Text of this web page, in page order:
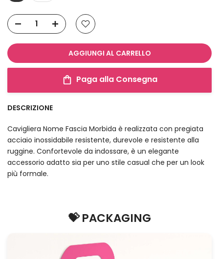
AGGIUNGI AL CARRELLO
Paga alla Consegna
DESCRIZIONE
Cavigliera Nome Fascia Morbida è realizzata con pregiata
acciaio inossidabile resistente, durevole e resistente alla
ruggine. Confortevole da indossare, è un elegante
accessorio adatto sia per uno stile casual che per un look
più formale.
💝 PACKAGING